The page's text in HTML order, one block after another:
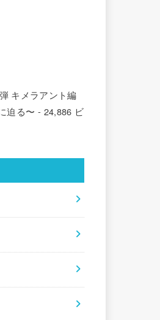
キメラアント編
迫る〜 - 24,886 ビ